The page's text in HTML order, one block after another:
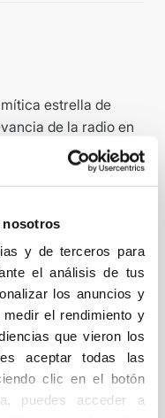
nosotros
y de terceros para
el análisis de tus
los anuncios y
el rendimiento y
que vieron los
aceptar todas las
clic en el botón
puedes acceder a
estrella de
de la radio en
éxito alcanzado y su
como por sus vitales
dirigir
inimitable. Sus
moldes
para sus franjas
vigentes en la radio
vida,
desde sus